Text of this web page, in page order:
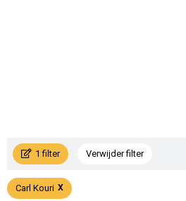
1 filter Verwijder filter
Carl Kouri